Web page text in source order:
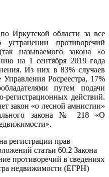
области за все
противоречий
называемого закона «о
на 1 сентября 2019 года
Из них в 83% случаев
Росреестра, 17%
путем подачи
регистрационных действий.
закон «о лесной амнистии»
закона № 218 «О
регистрации прав
статьи 60.2 Закона
противоречий в сведениях
недвижимости (ЕГРН)